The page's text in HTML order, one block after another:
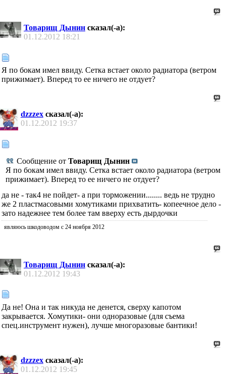
Товарищ Дынин сказал(-а):
01.12.2012 18:21
Я по бокам имел ввиду. Сетка встает около радиатора (ветром
прижимает). Вперед то ее ничего не отдует?
dzzzexсказал(-а):
01.12.2012 19:37
Сообщение от Товарищ Дынин
Я по бокам имел ввиду. Сетка встает около радиатора (ветром
прижимает). Вперед то ее ничего не отдует?
да не - так4 не пойдет- а при торможении........ ведь не трудно
же 2 пластмасовыми хомутиками прихватить- копеечное дело -
зато надежнее тем более там вверху есть дырдочки
являюсь шкодоводом с 24 ноября 2012
Товарищ Дынин сказал(-а):
01.12.2012 19:43
Да не! Она и так никуда не денется, сверху капотом
закрывается. Хомутики- они одноразовые (для съема
спец.инструмент нужен), лучше многоразовые бантики!
dzzzexсказал(-а):
01.12.2012 19:45